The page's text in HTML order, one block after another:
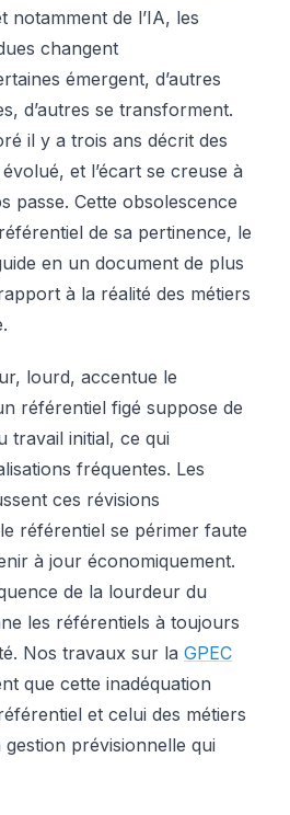
notamment de l’IA, les
changent
émergent, d’autres
d’autres se transforment.
il y a trois ans décrit des
et l’écart se creuse à
passe. Cette obsolescence
de sa pertinence, le
en un document de plus
à la réalité des métiers
lourd, accentue le
référentiel figé suppose de
travail initial, ce qui
fréquentes. Les
ces révisions
référentiel se périmer faute
à jour économiquement.
de la lourdeur du
les référentiels à toujours
Nos travaux sur la GPEC
que cette inadéquation
et celui des métiers
prévisionnelle qui